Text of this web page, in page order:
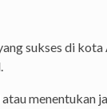
sukses di
menentukan